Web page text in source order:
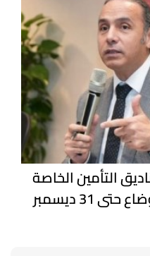
التأمين الخاصة
31 ديسمبر